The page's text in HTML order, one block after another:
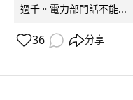
過千。電力部門話不能...
36 分享